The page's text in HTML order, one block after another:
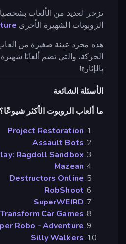
تزخر العديد من الألعاب
الروبوتات الشهيرة الأخرى
هذه مجرد عينة صغيرة من ألعاب
الحركة، والتي تضم ألعابًا
بالإثارة!
الأسئلة الشائعة
ما ألعاب الروبوت الأكثر شيوعًا؟
Project Restoration
Assault Bots
Ragdoll Sandbox
Mazean
Destructors Online
RobShoot
SuperWEIRD
Car Games
Robo - Adventure
Silly Walkers